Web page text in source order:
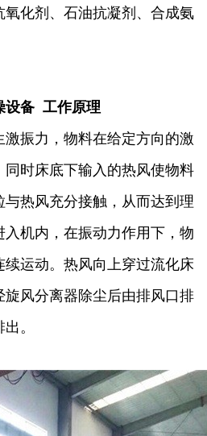
化剂、石油抗凝剂、合成氨
设备 工作原理
振力，物料在给定方向的激
时床底下输入的热风使物料
热风充分接触，从而达到理
机内，在振动力作用下，物
运动。热风向上穿过流化床
风分离器除尘后由排风口排
。